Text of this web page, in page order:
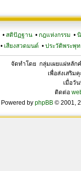
• สติปัฏฐาน • กฎแห่งกรรม •
• เสียงสวดมนต์ • ประวัติพระพุท
จัดทำโดย กลุ่มเผยแผ่หลัก
เพื่อส่งเสริม
เมื่อวั
ติดต่อ
Powered by phpBB © 2001,